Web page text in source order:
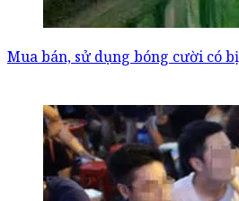
Mua bán, sử dụng bóng cười có